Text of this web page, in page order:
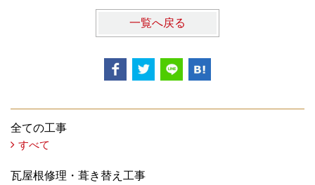
一覧へ戻る
全ての工事
すべて
瓦屋根修理・葺き替え工事